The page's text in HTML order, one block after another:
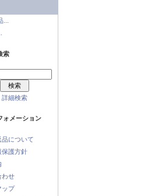
索
詳細検索
メーション
品について
保護方針
わせ
ップ